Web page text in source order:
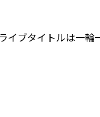
ブタイトルは一輪